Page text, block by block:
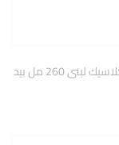
لبنى 260 مل بيد